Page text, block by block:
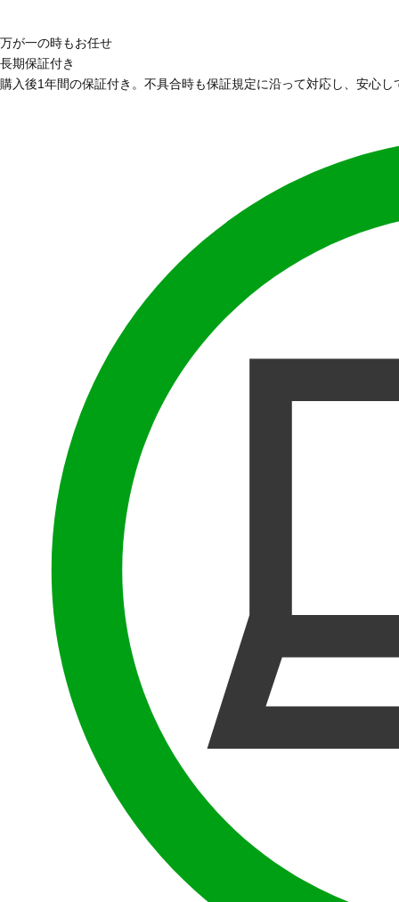
万が一の時もお任せ
長期保証付き
購入後1年間の保証付き。不具合時も保証規定に沿って対応し、安心